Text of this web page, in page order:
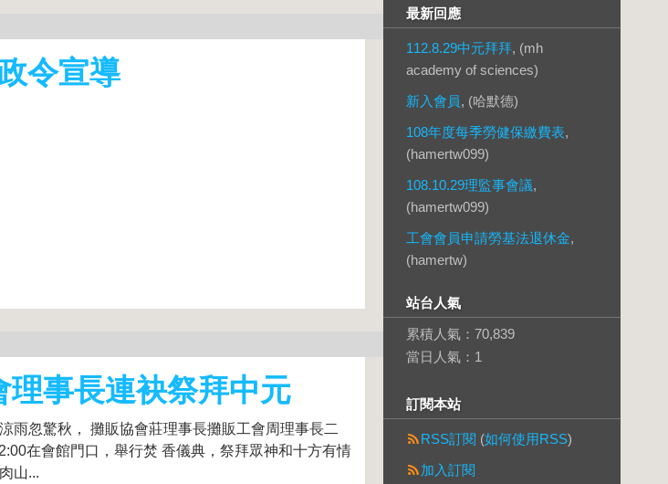
令宣導
理事長連袂祭拜中元
雨忽驚秋， 攤販協會莊理事長攤販工會周理事長二
在會館門口，舉行焚 香儀典，祭拜眾神和十方有情
山...
最新回應
112.8.29中元拜拜, (mh
academy of sciences)
新入會員, (哈默德)
108年度每季勞健保繳費表,
(hamertw099)
108.10.29理監事會議,
(hamertw099)
工會會員申請勞基法退休金,
(hamertw)
站台人氣
累積人氣： 70,839
當日人氣： 1
訂閱本站
RSS訂閱 (如何使用RSS)
加入訂閱